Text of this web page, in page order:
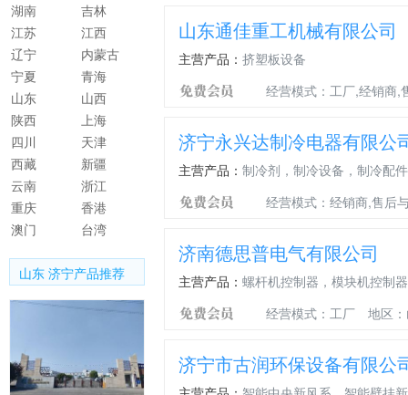
山东通佳重工机械有限公司
主营产品： 挤塑板设备
经营模式：工厂,经销商,
济宁永兴达制冷电器有限公
主营产品： 制冷剂，制冷设备，制冷配件
经营模式：经销商,售后
济南德思普电气有限公司
主营产品： 螺杆机控制器，模块机控制
经营模式：工厂
地区
济宁市古润环保设备有限公
湖南
吉林
江苏
江西
辽宁
内蒙古
宁夏
青海
山东
山西
陕西
上海
四川
天津
西藏
新疆
云南
浙江
重庆
香港
澳门
台湾
山东 济宁产品推荐